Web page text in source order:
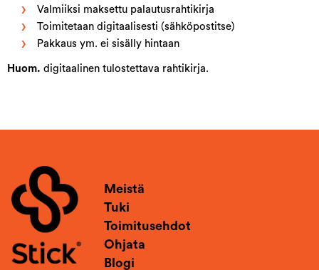
Valmiiksi maksettu palautusrahtikirja
Toimitetaan digitaalisesti (sähköpostitse)
Pakkaus ym. ei sisälly hintaan
Huom. digitaalinen tulostettava rahtikirja.
Meistä
Tuki
Toimitusehdot
Ohjata
Blogi